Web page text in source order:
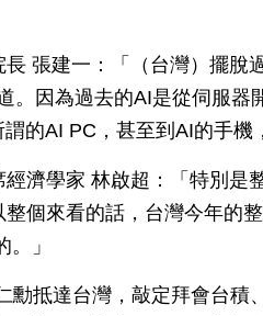
長 張建一：「（台灣）擺脫
。因為過去的AI是從伺服器
的AI PC，甚至到AI的手機
經濟學家 林啟超：「特別是
個來看的話，台灣今年的
」
勳抵達台灣，敲定拜會台積